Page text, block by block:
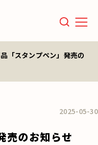
Menu
「スタンプペン」発売の
2025-05-30
売のお知らせ